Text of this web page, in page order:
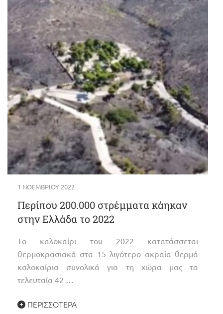
1 ΝΟΕΜΒΡΊΟΥ 2022
Περίπου 200.000 στρέμματα κάηκαν
στην Ελλάδα το 2022
Tο καλοκαίρι του 2022 κατατάσσεται
θερμοκρασιακά στα 15 λιγότερο ακραία θερμά
καλοκαίρια συνολικά για τη χώρα μας τα
τελευταία 42 …
ΠΕΡΙΣΣΌΤΕΡΑ